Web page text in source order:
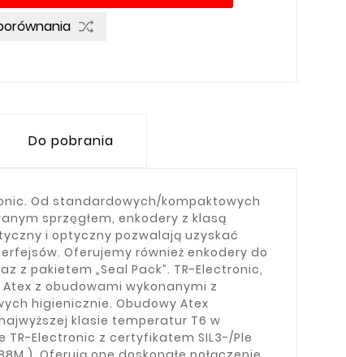
Do pobrania
Od standardowych/kompaktowych
sprzęgłem, enkodery z klasą
i optyczny pozwalają uzyskać
Oferujemy również enkodery do
z pakietem „Seal Pack”. TR-Electronic,
z obudowami wykonanymi z
higienicznie. Obudowy Atex
klasie temperatur T6 w
TR-Electronic z certyfikatem SIL3-/Ple